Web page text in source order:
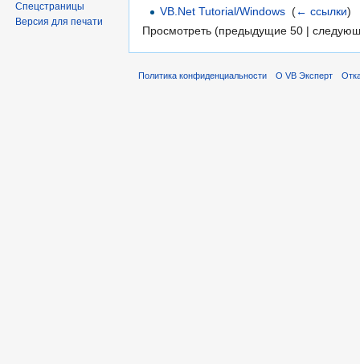
VB.Net Tutorial/Windows ‎(← ссылки)
Просмотреть (предыдущие 50 |
Спецстраницы
Версия для печати
Политика конфиденциальности О VB Эксперт